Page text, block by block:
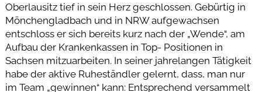
Oberlausitz tief in sein Herz geschlossen. Gebürtig in
Mönchengladbach und in NRW aufgewachsen
entschloss er sich bereits kurz nach der „Wende“, am
Aufbau der Krankenkassen in Top- Positionen in
Sachsen mitzuarbeiten. In seiner jahrelangen Tätigkeit
habe der aktive Ruheständler gelernt, dass, man nur
im Team „gewinnen“ kann: Entsprechend versammelt